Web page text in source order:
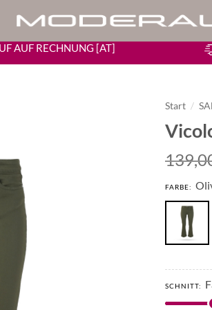
AUF RECHNUNG [AT]
Start /
FARBE:
SCHNITT: